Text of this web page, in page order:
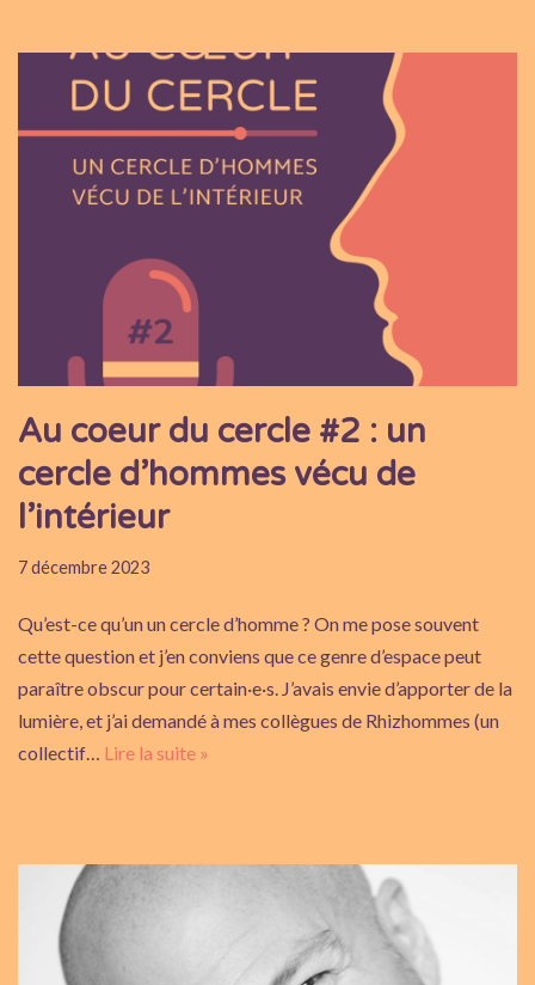
Au coeur du cercle #2 : un
cercle d’hommes vécu de
l’intérieur
7 décembre 2023
Qu’est-ce qu’un un cercle d’homme ? On me pose souvent
cette question et j’en conviens que ce genre d’espace peut
paraître obscur pour certain·e·s. J’avais envie d’apporter de la
lumière, et j’ai demandé à mes collègues de Rhizhommes (un
collectif… Lire la suite »